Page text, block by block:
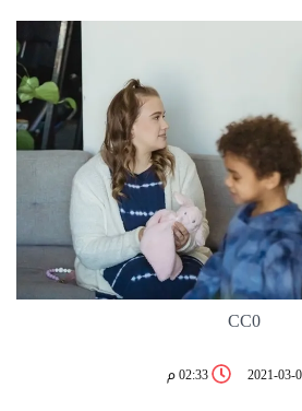
CC0
02:33 م